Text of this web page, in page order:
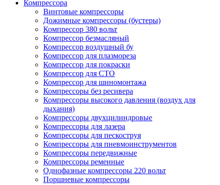
Компрессора
Винтовые компрессоры
Дожимные компрессоры (бустеры)
Компрессор 380 вольт
Компрессор безмасляный
Компрессор воздушный бу
Компрессор для плазмореза
Компрессор для покраски
Компрессор для СТО
Компрессор для шиномонтажа
Компрессоры без ресивера
Компрессоры высокого давления (воздух для
дыхания)
Компрессоры двухцилиндровые
Компрессоры для лазера
Компрессоры для пескоструя
Компрессоры для пневмоинструментов
Компрессоры передвижные
Компрессоры ременные
Однофазные компрессоры 220 вольт
Поршневые компрессоры